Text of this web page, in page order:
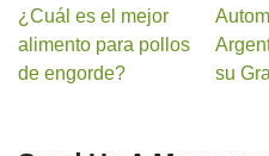
¿Cuál es el mejor
alimento para pollos
de engorde?
su